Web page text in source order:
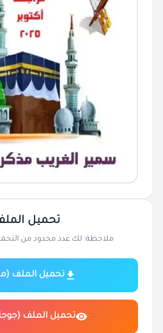
تحميل
ملاحظة: لك عدد محدود من التحميلات
تحميل الملف
تحميل الملف